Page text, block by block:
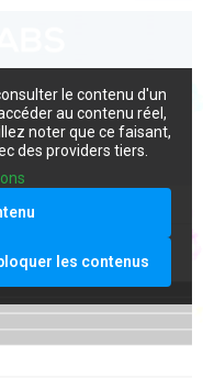
le contenu d'un
accéder au contenu réel,
noter que ce faisant,
des providers tiers.
les contenus